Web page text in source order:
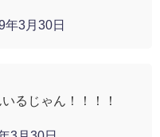
年3月30日
るじゃん！！！！